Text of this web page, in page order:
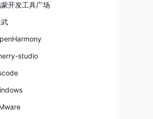
开发工具广场
studio